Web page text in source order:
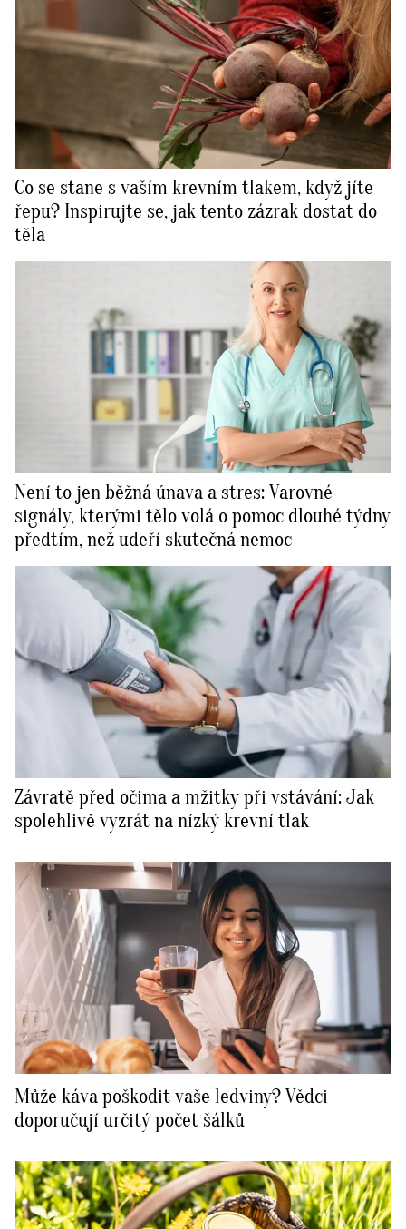
Co se stane s vaším krevním tlakem, když jíte
řepu? Inspirujte se, jak tento zázrak dostat do
těla
Není to jen běžná únava a stres: Varovné
signály, kterými tělo volá o pomoc dlouhé týdny
předtím, než udeří skutečná nemoc
Závratě před očima a mžitky při vstávání: Jak
spolehlivě vyzrát na nízký krevní tlak
Může káva poškodit vaše ledviny? Vědci
doporučují určitý počet šálků